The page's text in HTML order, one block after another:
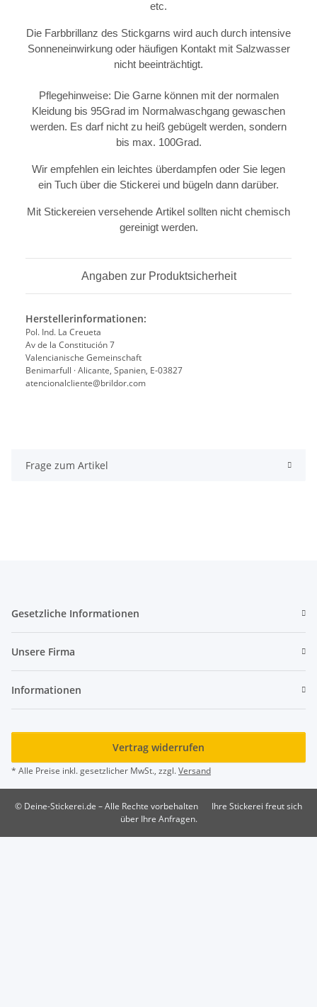
etc.
Die Farbbrillanz des Stickgarns wird auch durch intensive
Sonneneinwirkung oder häufigen Kontakt mit Salzwasser
nicht beeinträchtigt.
Pflegehinweise: Die Garne können mit der normalen
Kleidung bis 95Grad im Normalwaschgang gewaschen
werden. Es darf nicht zu heiß gebügelt werden, sondern
bis max. 100Grad.
Wir empfehlen ein leichtes überdampfen oder Sie legen
ein Tuch über die Stickerei und bügeln dann darüber.
Mit Stickereien versehende Artikel sollten nicht chemisch
gereinigt werden.
Angaben zur Produktsicherheit
Herstellerinformationen:
Pol. Ind. La Creueta
Av de la Constitución 7
Valencianische Gemeinschaft
Benimarfull · Alicante, Spanien, E-03827
atencionalcliente@brildor.com
Frage zum Artikel
Gesetzliche Informationen
Unsere Firma
Informationen
Vertrag widerrufen
* Alle Preise inkl. gesetzlicher MwSt., zzgl.Versand
© Deine-Stickerei.de – Alle Rechte vorbehalten
Ihre Stickerei freut sich
über Ihre Anfragen.